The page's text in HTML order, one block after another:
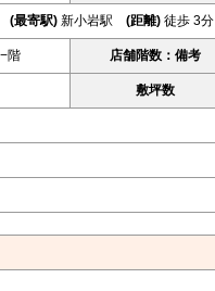
(最寄駅) 新小岩駅 (距離) 徒歩 3分
−階 店舗階数：備考
敷坪数